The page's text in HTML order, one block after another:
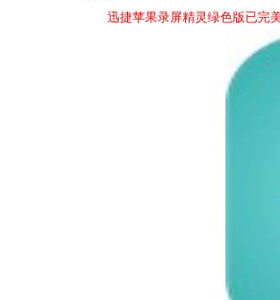
迅捷苹果录屏精灵绿色版已完